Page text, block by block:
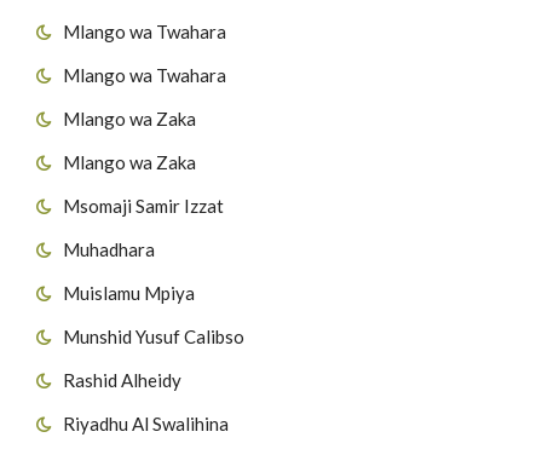
Mlango wa Twahara
Mlango wa Twahara
Mlango wa Zaka
Mlango wa Zaka
Msomaji Samir Izzat
Muhadhara
Muislamu Mpiya
Munshid Yusuf Calibso
Rashid Alheidy
Riyadhu Al Swalihina